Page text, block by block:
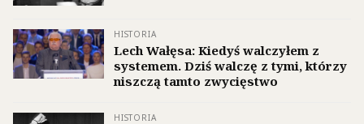
HISTORIA
Lech Wałęsa: Kiedyś walczyłem z
systemem. Dziś walczę z tymi, którzy
niszczą tamto zwycięstwo
HISTORIA